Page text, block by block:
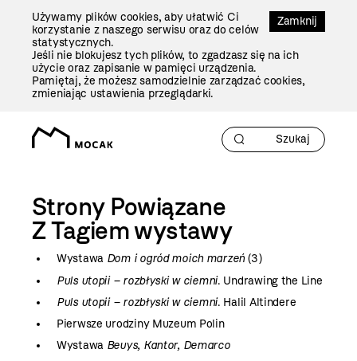
Zamknij
Używamy plików cookies, aby ułatwić Ci
korzystanie z naszego serwisu oraz do celów
statystycznych.
Jeśli nie blokujesz tych plików, to zgadzasz się na ich
użycie oraz zapisanie w pamięci urządzenia.
Pamiętaj, że możesz samodzielnie zarządzać cookies,
zmieniając ustawienia przeglądarki.
Strony Powiązane
Z Tagiemwystawy
Wystawa Dom i ogród moich marzeń(3)
Puls utopii – rozbłyski w ciemni. Undrawing the Line
Puls utopii – rozbłyski w ciemni. Halil Altindere
Pierwsze urodziny Muzeum Polin
Wystawa Beuys, Kantor, Demarco